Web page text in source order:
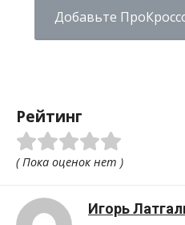
Добавьте
Рейтинг
( Пока оценок нет )
Игорь